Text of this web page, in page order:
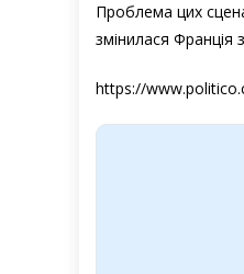
Проблема цих
змінилася Франція
https://